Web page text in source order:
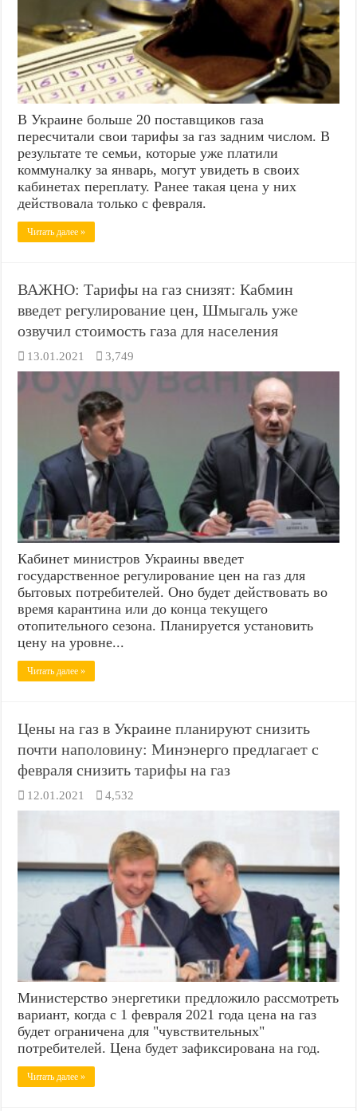
В Украине больше 20 поставщиков газа
пересчитали свои тарифы за газ задним числом. В
результате те семьи, которые уже платили
коммуналку за январь, могут увидеть в своих
кабинетах переплату. Ранее такая цена у них
действовала только с февраля.
Читать далее »
ВАЖНО: Тарифы на газ снизят: Кабмин
введет регулирование цен, Шмыгаль уже
озвучил стоимость газа для населения
13.01.2021 3,749
Кабинет министров Украины введет
государственное регулирование цен на газ для
бытовых потребителей. Оно будет действовать во
время карантина или до конца текущего
отопительного сезона. Планируется установить
цену на уровне...
Читать далее »
Цены на газ в Украине планируют снизить
почти наполовину: Минэнерго предлагает с
февраля снизить тарифы на газ
12.01.2021 4,532
Министерство энергетики предложило рассмотреть
вариант, когда с 1 февраля 2021 года цена на газ
будет ограничена для "чувствительных"
потребителей. Цена будет зафиксирована на год.
Читать далее »